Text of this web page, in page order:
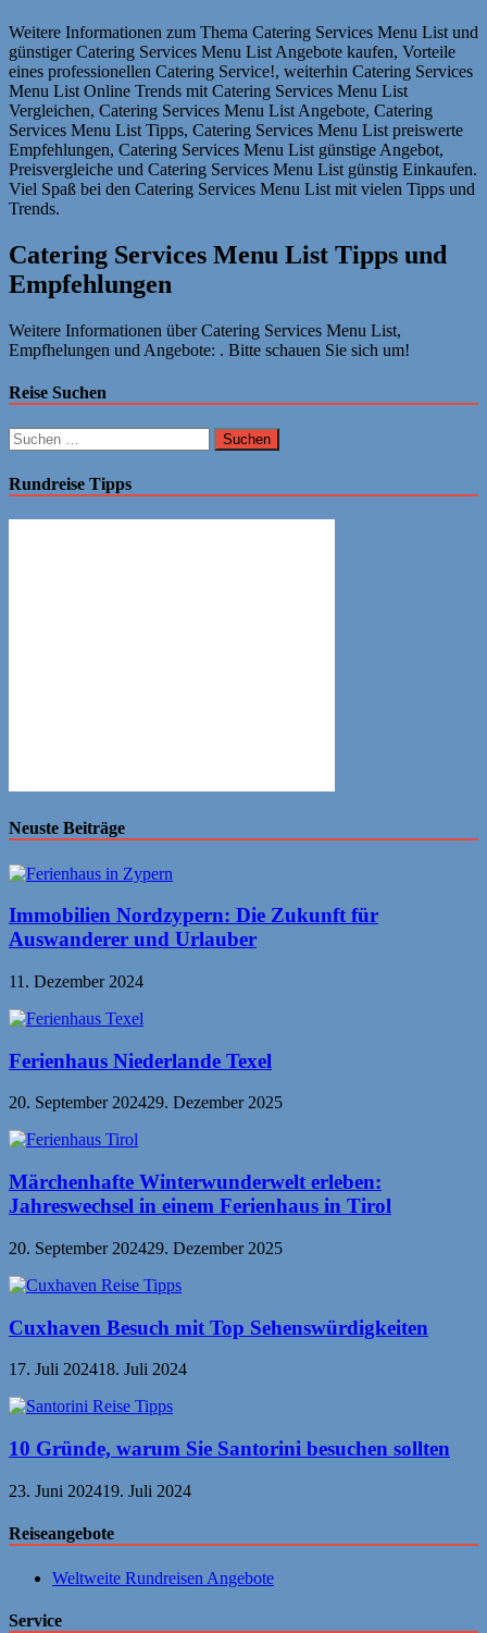
Weitere Informationen zum Thema Catering Services Menu List und
günstiger Catering Services Menu List Angebote kaufen, Vorteile
eines professionellen Catering Service!, weiterhin Catering Services
Menu List Online Trends mit Catering Services Menu List
Vergleichen, Catering Services Menu List Angebote, Catering
Services Menu List Tipps, Catering Services Menu List preiswerte
Empfehlungen, Catering Services Menu List günstige Angebot,
Preisvergleiche und Catering Services Menu List günstig Einkaufen.
Viel Spaß bei den Catering Services Menu List mit vielen Tipps und
Trends.
Catering Services Menu List Tipps und
Empfehlungen
Weitere Informationen über Catering Services Menu List,
Empfhelungen und Angebote: . Bitte schauen Sie sich um!
Reise Suchen
Suchen
nach:
Rundreise Tipps
Neuste Beiträge
Immobilien Nordzypern: Die Zukunft für
Auswanderer und Urlauber
11. Dezember 2024
Ferienhaus Niederlande Texel
20. September 202429. Dezember 2025
Märchenhafte Winterwunderwelt erleben:
Jahreswechsel in einem Ferienhaus in Tirol
20. September 202429. Dezember 2025
Cuxhaven Besuch mit Top Sehenswürdigkeiten
17. Juli 202418. Juli 2024
10 Gründe, warum Sie Santorini besuchen sollten
23. Juni 202419. Juli 2024
Reiseangebote
Weltweite Rundreisen Angebote
Service